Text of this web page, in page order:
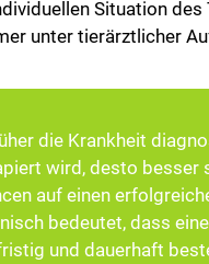
Situation des
unter tierärztlicher
die Krankheit
wird, desto besser
auf einen
bedeutet, dass
und dauerhaft